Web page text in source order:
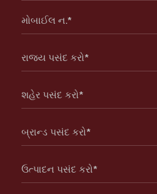
મોબાઈલ ન.*
રાજ્ય પસંદ કરો*
શહેર પસંદ કરો*
બ્રાન્ડ પસંદ કરો*
ઉત્પાદન પસંદ કરો*